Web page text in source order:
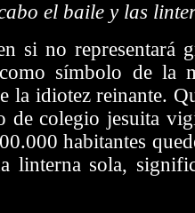
el baile y las
si no representará
símbolo de la
la idiotez reinante.
de colegio jesuita
habitantes
linterna sola,